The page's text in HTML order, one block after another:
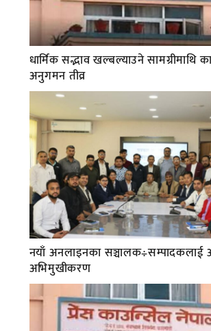
धार्मिक सद्भाव खल्बल्याउने सामग्रीमाथि
अनुगमन तीव्र
नयाँ अनलाइनका सञ्चालक÷सम्पादकलाई
अभिमुखीकरण